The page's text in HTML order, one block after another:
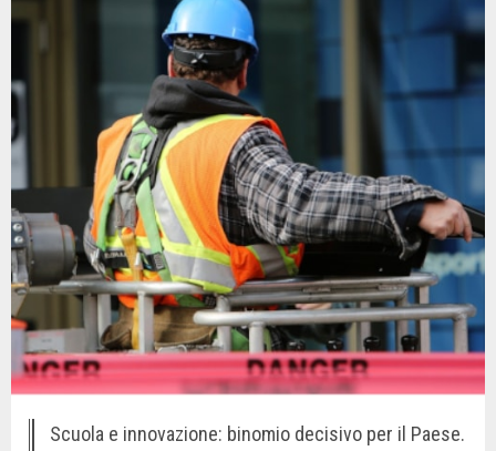
Scuola e innovazione: binomio decisivo per il Paese.